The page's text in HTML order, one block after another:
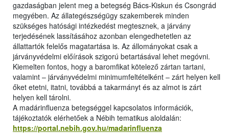
gazdaságban jelent meg a betegség Bács-Kiskun és Csongrád
megyében. Az állategészségügy szakemberek minden
szükséges hatósági intézkedést megtesznek, a járvány
terjedésének lassításához azonban elengedhetetlen az
állattartók felelős magatartása is. Az állományokat csak a
járványvédelmi előírások szigorú betartásával lehet megóvni.
Kiemelten fontos, hogy a baromfikat kötelező zártan tartani,
valamint – járványvédelmi minimumfeltételként – zárt helyen kell
őket etetni, itatni, továbbá a takarmányt és az almot is zárt
helyen kell tárolni.
A madárinfluenza betegséggel kapcsolatos információk,
tájékoztatók elérhetőek a Nébih tematikus aloldalán:
https://portal.nebih.gov.hu/madarinfluenza